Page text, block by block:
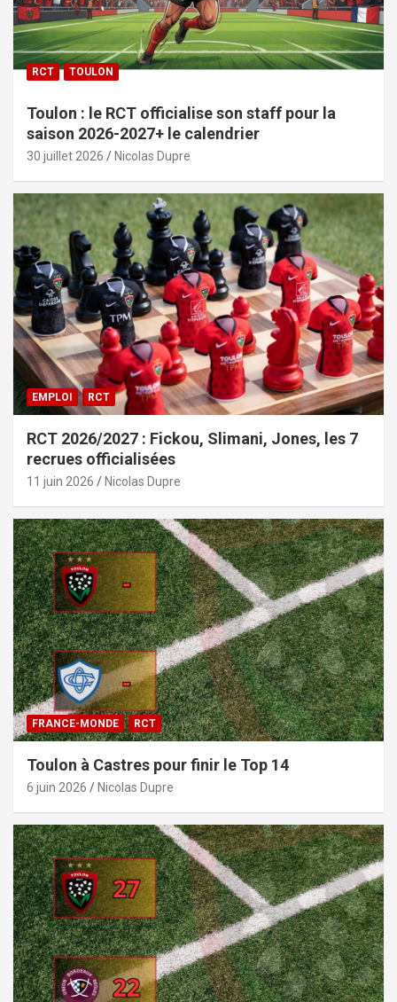
RCT TOULON
Toulon : le RCT officialise son staff pour la
saison 2026-2027+ le calendrier
30 juillet 2026 Nicolas Dupre
EMPLOI RCT
RCT 2026/2027 : Fickou, Slimani, Jones, les 7
recrues officialisées
11 juin 2026 Nicolas Dupre
FRANCE-MONDE RCT
Toulon à Castres pour finir le Top 14
6 juin 2026 Nicolas Dupre